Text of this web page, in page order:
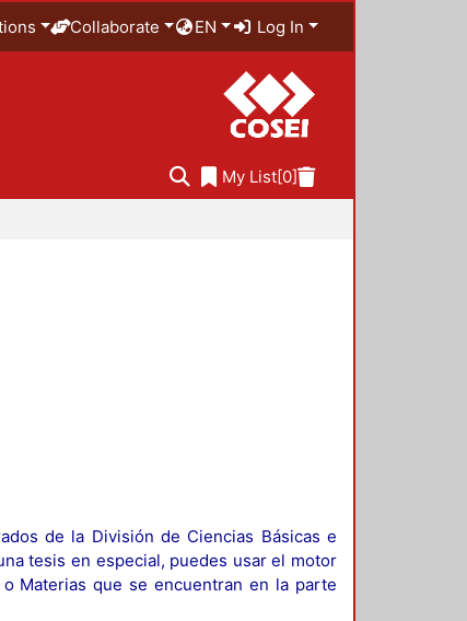
Collaborate EN Log In
My List[0]
de la División de Ciencias Básicas e
tesis en especial, puedes usar el motor
Materias que se encuentran en la parte